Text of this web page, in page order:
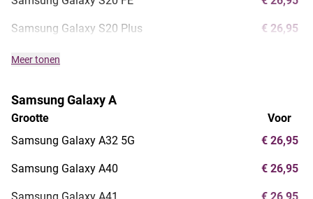
Samsung Galaxy S20 Plus € 26,95
Meer tonen
Samsung Galaxy A
Grootte
Samsung Galaxy A32 5G
Samsung Galaxy A40
Samsung Galaxy A41
Voor
€ 26,95
€ 26,95
€ 26,95